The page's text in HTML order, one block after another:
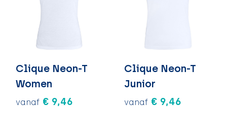
Clique Neon-T
Women
vanaf € 9,46
Clique Neon-T
Junior
vanaf € 9,46